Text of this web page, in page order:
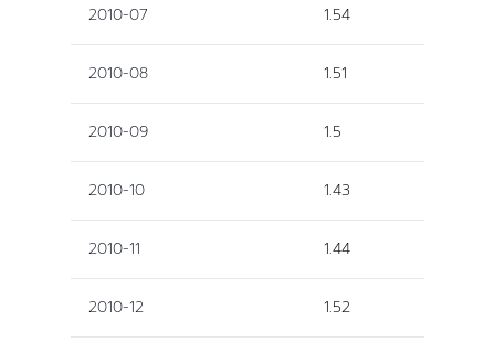
2010-07 1.54
2010-08 1.51
2010-09 1.5
2010-10 1.43
2010-11 1.44
2010-12 1.52